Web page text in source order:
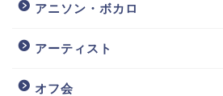
アニソン・ボカロ
アーティスト
オフ会